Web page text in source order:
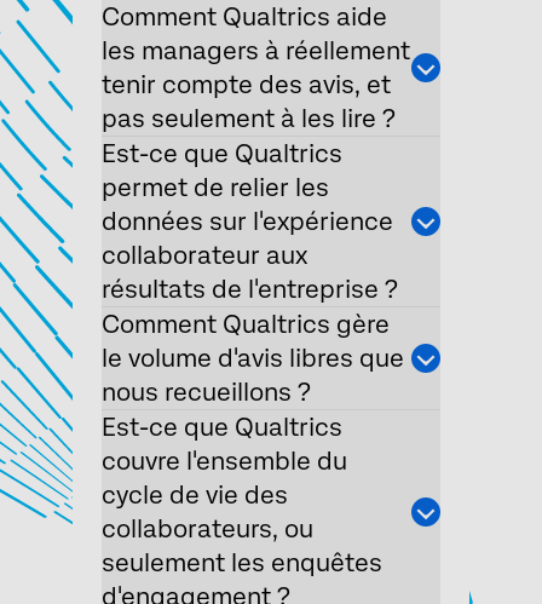
Demander une démo
Remplissez le formulaire ci-dessous et nous
vous contacterons
Société*
Fonction*
Comment Qualtrics aide
les managers à réellement
tenir compte des avis, et
pas seulement à les lire ?
Est-ce que Qualtrics
permet de relier les
données sur l'expérience
collaborateur aux
résultats de l'entreprise ?
Comment Qualtrics gère
le volume d'avis libres que
nous recueillons ?
Est-ce que Qualtrics
couvre l'ensemble du
cycle de vie des
collaborateurs, ou
seulement les enquêtes
d'engagement ?